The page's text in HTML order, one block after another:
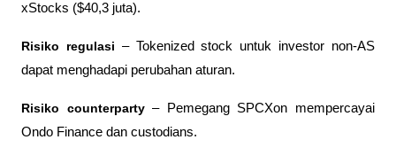
xStocks ($40,3 juta).
Risiko regulasi – Tokenized stock untuk investor non-AS
dapat menghadapi perubahan aturan.
Risiko counterparty – Pemegang SPCXon mempercayai
Ondo Finance dan custodians.